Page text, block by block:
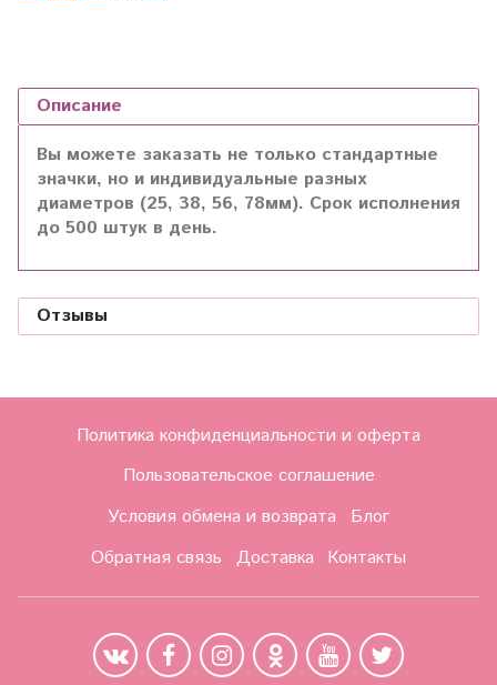
Описание
Вы можете заказать не только стандартные
значки, но и индивидуальные разных
диаметров (25, 38, 56, 78мм). Срок исполнения
до 500 штук в день.
Отзывы
Политика конфиденциальности и оферта
Пользовательское соглашение
Условия обмена и возврата
Блог
Обратная связь
Доставка Контакты